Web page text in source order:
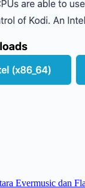
Evermusic dan